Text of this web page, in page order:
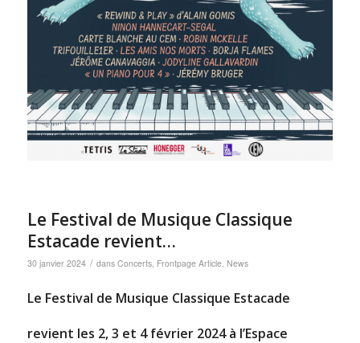
Le Festival de Musique Classique
Estacade revient…
30 janvier 2024 / dans Concerts, Frontpage Article, News
Le Festival de Musique Classique Estacade
revient les 2, 3 et 4 février 2024à l’Espace